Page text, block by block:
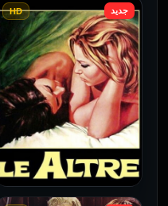
فيلم Borderline مترجم
للكبار فقط
2026
جديد HD